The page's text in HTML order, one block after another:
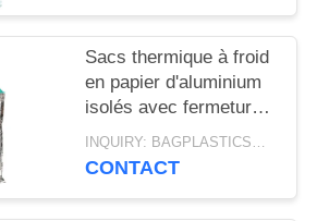
applications sanitaires
Sacs thermique à froid
en papier d'aluminium
isolés avec fermeture à
glissière
INQUIRY: BAGPLASTICS@GMAIL.COM MOQ:WHATSAPP : 008613780964661
CONTACT